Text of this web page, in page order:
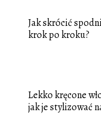
Jak skrócić
krok po kroku?
Lekko kręcone
jak je stylizować